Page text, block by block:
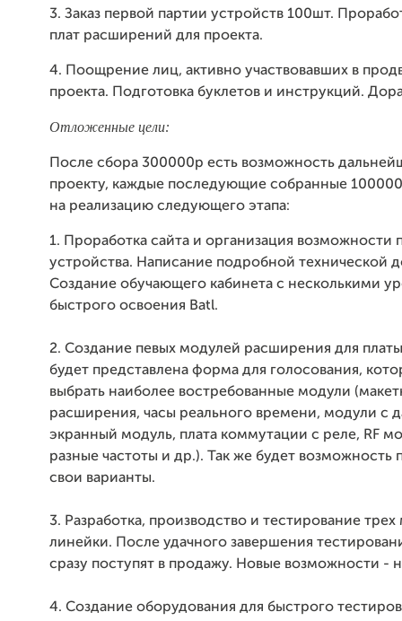
3. Заказ первой партии устройств 100шт.
плат расширений для проекта.
4. Поощрение лиц, активно участвовавших в
проекта. Подготовка буклетов и инструкций.
Отложенные цели:
После сбора 300000р есть возможность
проекту, каждые последующие собранные
на реализацию следующего этапа:
1. Проработка сайта и организация возможности
устройства. Написание подробной технической
Создание обучающего кабинета с несколькими
быстрого освоения Batl.
2. Создание певых модулей расширения для
будет представлена форма для голосования,
выбрать наиболее востребованные модули
расширения, часы реального времени, модули с
экранный модуль, плата коммутации с реле, RF
разные частоты и др.). Так же будет возможность
свои варианты.
3. Разработка, производство и тестирование
линейки. После удачного завершения
сразу поступят в продажу. Новые возможности -
4. Создание оборудования для быстрого